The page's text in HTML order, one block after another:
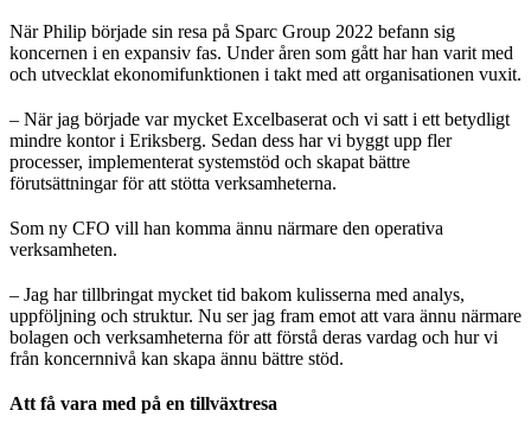
När Philip började sin resa på Sparc Group 2022 befann sig
koncernen i en expansiv fas. Under åren som gått har han varit med
och utvecklat ekonomifunktionen i takt med att organisationen vuxit.
– När jag började var mycket Excelbaserat och vi satt i ett betydligt
mindre kontor i Eriksberg. Sedan dess har vi byggt upp fler
processer, implementerat systemstöd och skapat bättre
förutsättningar för att stötta verksamheterna.
Som ny CFO vill han komma ännu närmare den operativa
verksamheten.
– Jag har tillbringat mycket tid bakom kulisserna med analys,
uppföljning och struktur. Nu ser jag fram emot att vara ännu närmare
bolagen och verksamheterna för att förstå deras vardag och hur vi
från koncernnivå kan skapa ännu bättre stöd.
Att få vara med på en tillväxtresa